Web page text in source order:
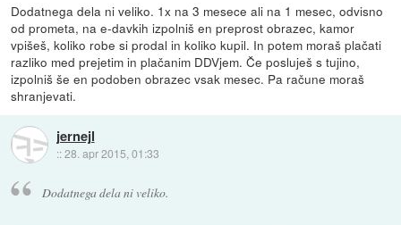
Dodatnega dela ni veliko. 1x na 3 mesece ali na 1 mesec, odvisno
od prometa, na e-davkih izpolniš en preprost obrazec, kamor
vpišeš, koliko robe si prodal in koliko kupil. In potem moraš plačati
razliko med prejetim in plačanim DDVjem. Če posluješ s tujino,
izpolniš še en podoben obrazec vsak mesec. Pa račune moraš
shranjevati.
jernejl
::28. apr 2015, 01:33
Dodatnega dela ni veliko.